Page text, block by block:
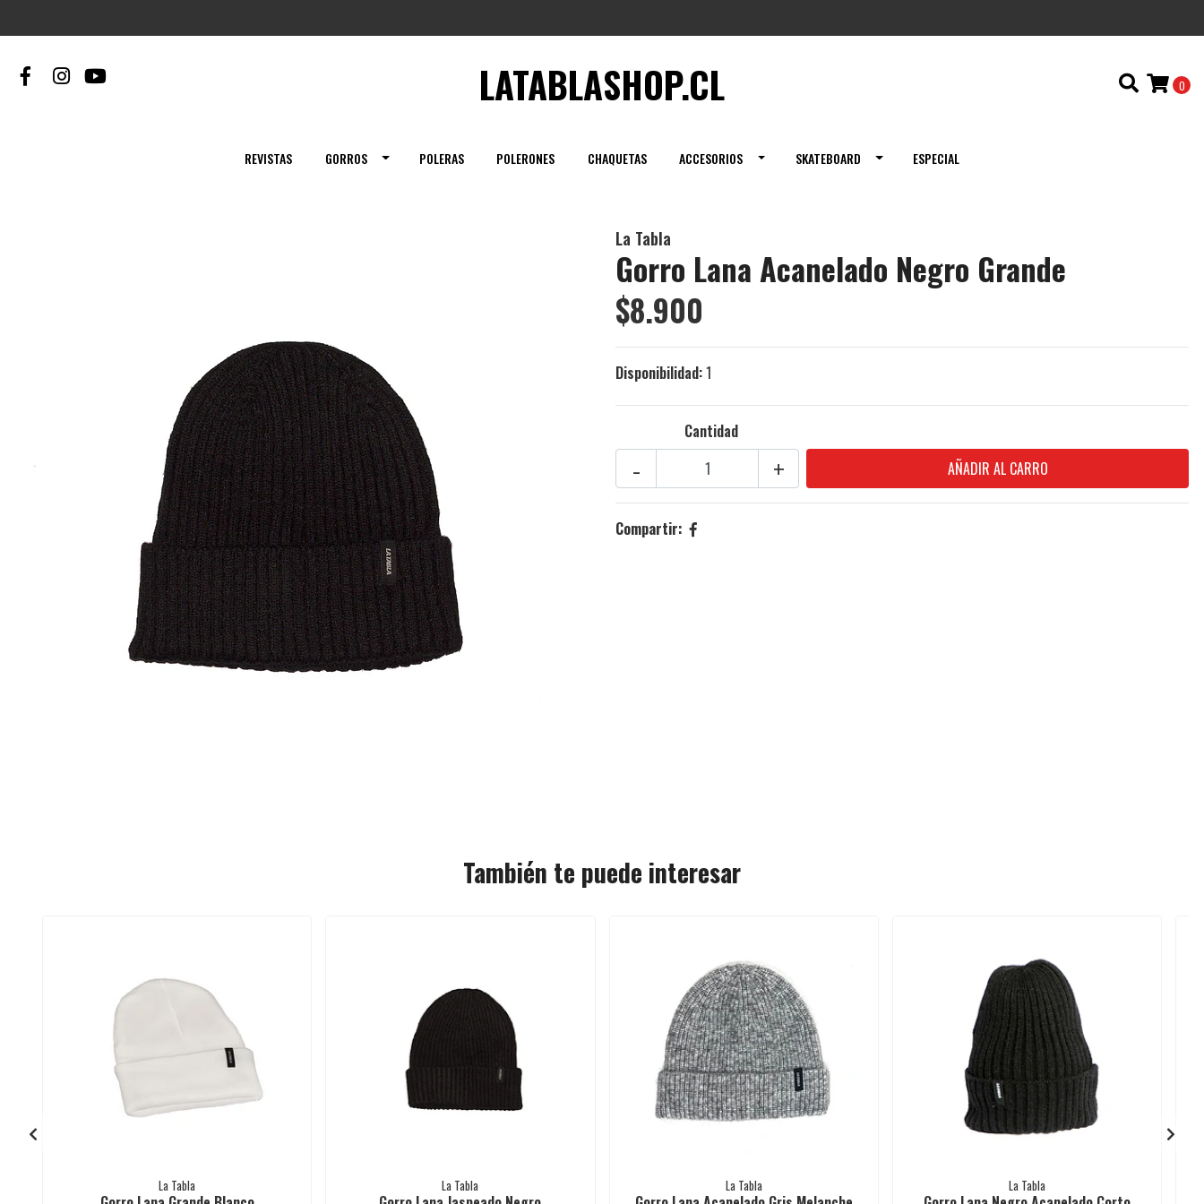
LATABLASHOP.CL 0
REVISTAS GORROS POLERAS POLERONES CHAQUETAS ACCESORIOS SKATEBOARD ESPECIAL
La Tabla
Gorro Lana Acanelado Negro Grande
$8.900
Disponibilidad:1
Cantidad
+
-
Compartir:
También te puede interesar
La Tabla La Tabla La Tabla La Tabla